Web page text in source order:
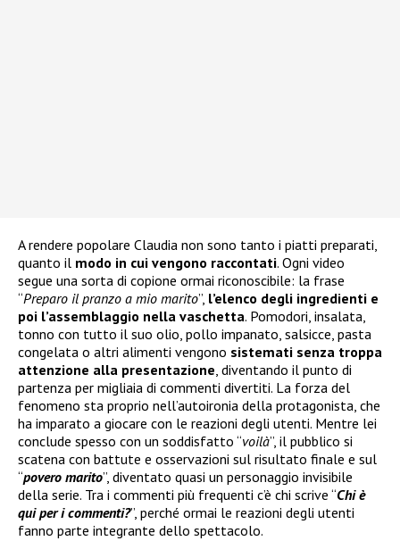
A rendere popolare Claudia non sono tanto i piatti preparati,
quanto il modo in cui vengono raccontati. Ogni video
segue una sorta di copione ormai riconoscibile: la frase
“Preparo il pranzo a mio marito”, l’elenco degli ingredienti e
poi l’assemblaggio nella vaschetta. Pomodori, insalata,
tonno con tutto il suo olio, pollo impanato, salsicce, pasta
congelata o altri alimenti vengono sistemati senza troppa
attenzione alla presentazione, diventando il punto di
partenza per migliaia di commenti divertiti. La forza del
fenomeno sta proprio nell’autoironia della protagonista, che
ha imparato a giocare con le reazioni degli utenti. Mentre lei
conclude spesso con un soddisfatto “voilà”, il pubblico si
scatena con battute e osservazioni sul risultato finale e sul
“povero marito”, diventato quasi un personaggio invisibile
della serie. Tra i commenti più frequenti c’è chi scrive “Chi è
qui per i commenti?”, perché ormai le reazioni degli utenti
fanno parte integrante dello spettacolo.